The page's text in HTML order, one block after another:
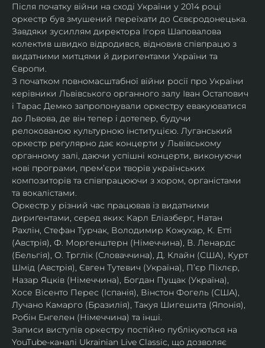
Після початку війни на сході України у 2014 році
оркестр був змушений переїхати до Сєвєродонецька.
Завдяки зусиллям директора Ігоря Шаповалова
колектив швидко відродився, відновив співпрацю з
видатними митцями й диригентами України та
Європи.
З початком повномасштабної війни росії про України
керівники Львівського органного залу Іван Остапович
і Тарас Демко запропонували оркестру евакуюватися
до Львова, де він тепер і дотепер, будучи
релокованою культурною інституцією. Луганський
оркестр регулярно дає концерти у Львівському
органному залі, даючи успішні концерти, виконуючи
нові програми, прем’єри творів українських
композиторів та співпрацюючи з хором, органістами
та вокалістами.
Оркестр у різний час працював із видатними
дириґентами, серед яких: Карл Еліазберг, Натан
Рахлін, Стефан Турчак, Володимир Кожухар, К. Етті
(Австрія), Ф. Моргенштерн (Німеччина), В. Ленардс
(Бельгія), О. Трглік (Словаччина), Д. Клайн (США), Курт
Шмід (Австрія), Євген Тутевич (Україна), П’єр Піхлєр,
Назар Яцків (Німеччина), Богдан Пущак (Україна),
Хосе Вісенто Перес (Іспанія), Вінстон Фогель (США),
Лучано Камарго (Бразилія), Такуя Шигешита (Японія),
Робін Енгелен (Німеччина) та інші.
Записи виступів оркестру постійно публікуються на
YouTube-каналі Ukrainian Live Classic, що дозволяє